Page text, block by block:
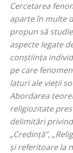
Cercetarea
aparte în multe
propun să
aspecte legate
conștiința
pe care
laturi ale vieții
Abordarea
religiozitate
delimitări
„Credință”, „
și referitoare la